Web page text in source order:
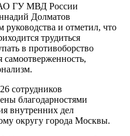
ГУ МВД России
Долматов
руководства и отметил, что
трудиться
в противоборство
самоотверженность,
сотрудников
благодарностями
внутренних дел
округу города Москвы.